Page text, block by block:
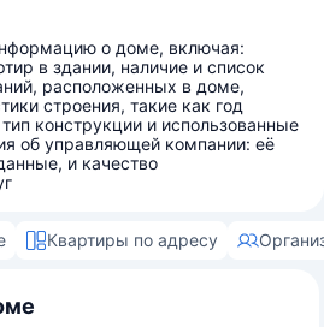
о доме, включая:
в здании, наличие и список
расположенных в доме,
строения, такие как год
конструкции и использованные
об управляющей компании: её
и качество
Квартиры по адресу